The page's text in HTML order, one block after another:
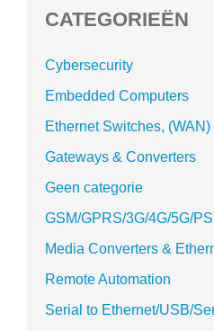
CATEGORIEËN
Cybersecurity
Embedded Computers
Ethernet Switches,
Gateways & Converters
Geen categorie
GSM/GPRS/3G/4G/5G/
Media Converters &
Remote Automation
Serial to Ethernet/USB/